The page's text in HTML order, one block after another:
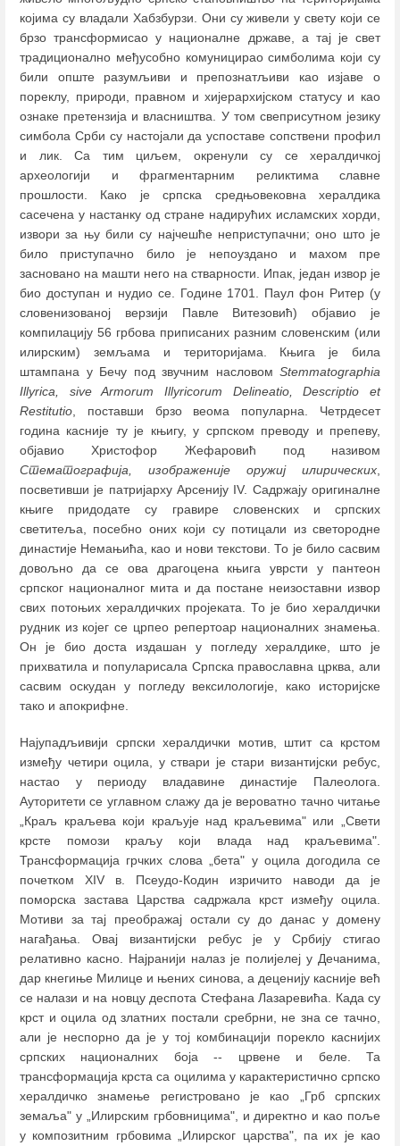
којима су владали Хабзбурзи. Они су живели у свету који се
брзо трансформисао у националне државе, а тај је свет
традиционално међусобно комуницирао симболима који су
били опште разумљиви и препознатљиви као изјаве о
пореклу, природи, правном и хијерархијском статусу и као
ознаке претензија и власништва. У том свеприсутном језику
симбола Срби су настојали да успоставе сопствени профил
и лик. Са тим циљем, окренули су се хералдичкој
археологији и фрагментарним реликтима славне
прошлости. Како је српска средњовековна хералдика
сасечена у настанку од стране надирућих исламских хорди,
извори за њу били су најчешће неприступачни; оно што је
било приступачно било је непоуздано и махом пре
засновано на машти него на стварности. Ипак, један извор је
био доступан и нудио се. Године 1701. Паул фон Ритер (у
словенизованој верзији Павле Витезовић) објавио је
компилацију 56 грбова приписаних разним словенским (или
илирским) земљама и територијама. Књига је била
штампана у Бечу под звучним насловом Stemmatographia
Illyrica, sive Armorum Illyricorum Delineatio, Descriptio et
Restitutio , поставши брзо веома популарна. Четрдесет
година касније ту је књигу, у српском преводу и препеву,
објавио Христофор Жефаровић под називом
Стематографија, изображеније оружиј илирических
посветивши је патријарху Арсенију IV. Садржају оригиналне
књиге придодате су гравире словенских и српских
светитеља, посебно оних који су потицали из светородне
династије Немањића, као и нови текстови. То је било сасвим
довољно да се ова драгоцена књига уврсти у пантеон
српског националног мита и да постане неизоставни извор
свих потоњих хералдичких пројеката. То је био хералдички
рудник из којег се црпео репертоар националних знамења.
Он је био доста издашан у погледу хералдике, што је
прихватила и популарисала Српска православна црква, али
сасвим оскудан у погледу вексилологије, како историјске
тако и апокрифне.
Најупадљивији српски хералдички мотив, штит са крстом
између четири оцила, у ствари је стари византијски ребус,
настао у периоду владавине династије Палеолога.
Ауторитети се углавном слажу да је вероватно тачно читање
„Краљ краљева који краљује над краљевима" или „Свети
крсте помози краљу који влада над краљевима".
Трансформација грчких слова „бета" у оцила догодила се
почетком XIV в. Псеудо-Кодин изричито наводи да је
поморска застава Царства садржала крст између оцила.
Мотиви за тај преображај остали су до данас у домену
нагађања. Овај византијски ребус је у Србију стигао
релативно касно. Најранији налаз је полијелеј у Дечанима,
дар кнегиње Милице и њених синова, а деценију касније већ
се налази и на новцу деспота Стефана Лазаревића. Када су
крст и оцила од златних постали сребрни, не зна се тачно,
али је неспорно да је у тој комбинацији порекло каснијих
српских националних боја -- црвене и беле. Та
трансформација крста са оцилима у карактеристично српско
хералдичко знамење регистровано је као „Грб српских
земаља" у „Илирским грбовницима", и директно и као поље
у композитним грбовима „Илирског царства", па их је као